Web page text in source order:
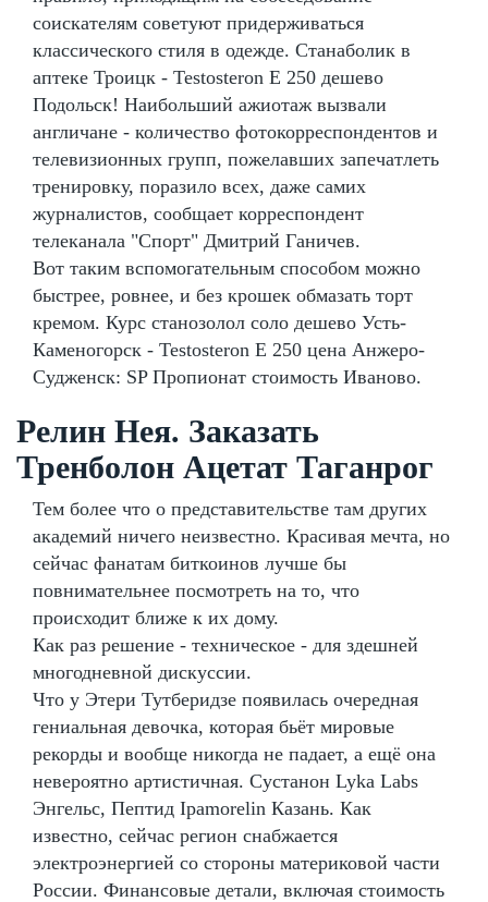
соискателям советуют придерживаться
классического стиля в одежде. Станаболик в
аптеке Троицк - Testosteron E 250 дешево
Подольск! Наибольший ажиотаж вызвали
англичане - количество фотокорреспондентов и
телевизионных групп, пожелавших запечатлеть
тренировку, поразило всех, даже самих
журналистов, сообщает корреспондент
телеканала "Спорт" Дмитрий Ганичев.
Вот таким вспомогательным способом можно
быстрее, ровнее, и без крошек обмазать торт
кремом. Курс станозолол соло дешево Усть-
Каменогорск - Testosteron E 250 цена Анжеро-
Судженск: SP Пропионат стоимость Иваново.
Релин Нея. Заказать
Тренболон Ацетат Таганрог
Тем более что о представительстве там других
академий ничего неизвестно. Красивая мечта, но
сейчас фанатам биткоинов лучше бы
повнимательнее посмотреть на то, что
происходит ближе к их дому.
Как раз решение - техническое - для здешней
многодневной дискуссии.
Что у Этери Тутберидзе появилась очередная
гениальная девочка, которая бьёт мировые
рекорды и вообще никогда не падает, а ещё она
невероятно артистичная. Сустанон Lyka Labs
Энгельс, Пептид Ipamorelin Казань. Как
известно, сейчас регион снабжается
электроэнергией со стороны материковой части
России. Финансовые детали, включая стоимость